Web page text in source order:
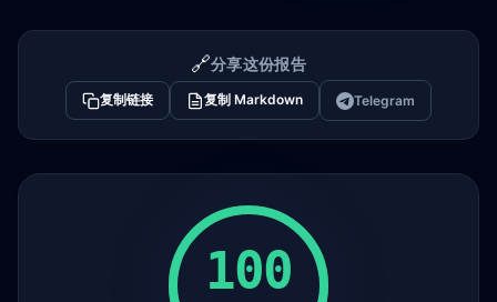
🔗分享这份报告
复制链接 复制 Markdown Telegram
100